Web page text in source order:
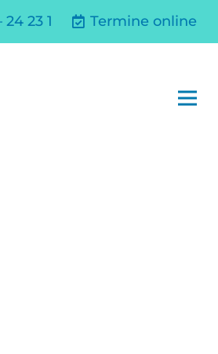
24 23 1 Termine online